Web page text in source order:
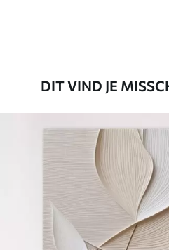
DIT VIND JE